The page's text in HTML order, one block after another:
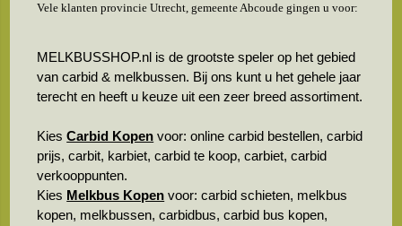
Vele klanten provincie Utrecht, gemeente Abcoude gingen u voor:
MELKBUSSHOP.nl is de grootste speler op het gebied
van carbid & melkbussen. Bij ons kunt u het gehele jaar
terecht en heeft u keuze uit een zeer breed assortiment.
KiesCarbid Kopen voor: online carbid bestellen, carbid
prijs, carbit, karbiet, carbid te koop, carbiet, carbid
verkooppunten.
Kies Melkbus Kopen voor: carbid schieten, melkbus
kopen, melkbussen, carbidbus, carbid bus kopen,